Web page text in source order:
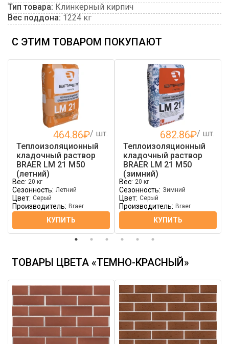
Тип товара: Клинкерный кирпич
Вес поддона: 1224 кг
С ЭТИМ ТОВАРОМ ПОКУПАЮТ
464.86₽/ шт.
Теплоизоляционный
кладочный раствор
BRAER LM 21 М50
(летний)
Вес: 20 кг
Сезонность: Летний
Цвет: Серый
Производитель: Braer
КУПИТЬ
682.86₽/ шт.
Теплоизоляционный
кладочный раствор
BRAER LM 21 М50
(зимний)
Вес: 20 кг
Сезонность: Зимний
Цвет: Серый
Производитель: Braer
КУПИТЬ
ТОВАРЫ ЦВЕТА «ТЕМНО-КРАСНЫЙ»